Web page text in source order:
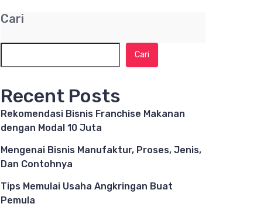
Cari
Cari
Recent Posts
Rekomendasi Bisnis Franchise Makanan
dengan Modal 10 Juta
Mengenai Bisnis Manufaktur, Proses, Jenis,
Dan Contohnya
Tips Memulai Usaha Angkringan Buat
Pemula